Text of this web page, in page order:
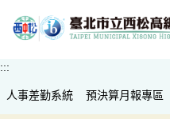
到
容
區
:::
人事差勤系統 預決算月報專區